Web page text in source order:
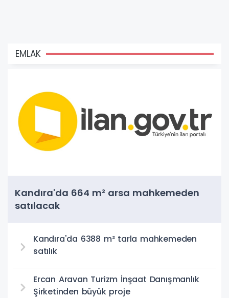
EMLAK
Kandıra'da 664 m² arsa mahkemeden
satılacak
Kandıra'da 6388 m² tarla mahkemeden
satılık
Ercan Aravan Turizm İnşaat Danışmanlık
Şirketinden büyük proje